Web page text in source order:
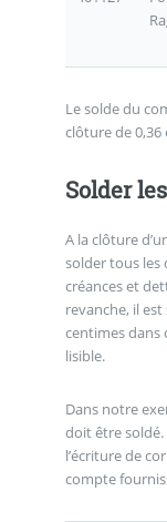
Le solde du
clôture de 0,36
Solder
A la clôture
solder tous les
créances et
revanche, il
centimes dans
lisible.
Dans notre
doit être soldé.
l’écriture de
compte